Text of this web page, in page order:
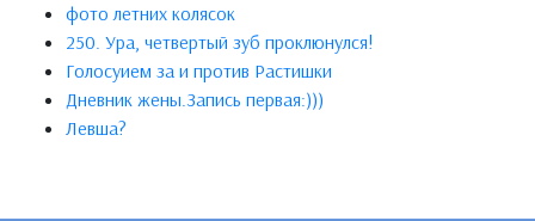
фото летних колясок
250. Ура, четвертый зуб проклюнулся!
Голосуием за и против Растишки
Дневник жены.Запись первая:)))
Левша?